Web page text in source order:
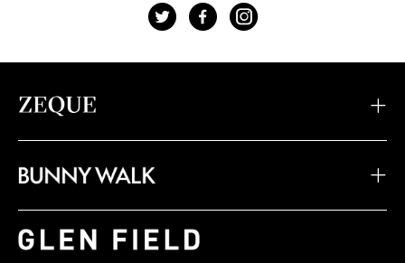
t f g
・JOJO
・JAKE
・JONNY
・Juno
・Spike
・Belle
・BW-032
・BW-031
・BW-027
・BW-026